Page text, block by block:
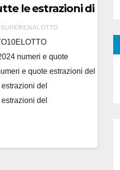
le estrazioni di
numeri e quote
e quote estrazioni del
del
del